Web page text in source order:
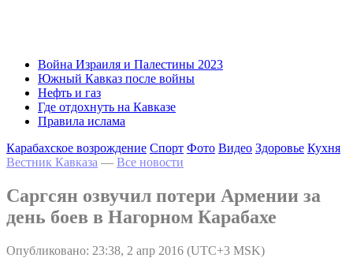
Война Израиля и Палестины 2023
Южный Кавказ после войны
Нефть и газ
Где отдохнуть на Кавказе
Правила ислама
Карабахское возрождение Спорт Фото Видео Здоровье Кухня
Вестник Кавказа — Все новости
Саргсян озвучил потери Армении за
день боев в Нагорном Карабахе
Опубликовано: 23:38, 2 апр 2016 (UTC+3 MSK)